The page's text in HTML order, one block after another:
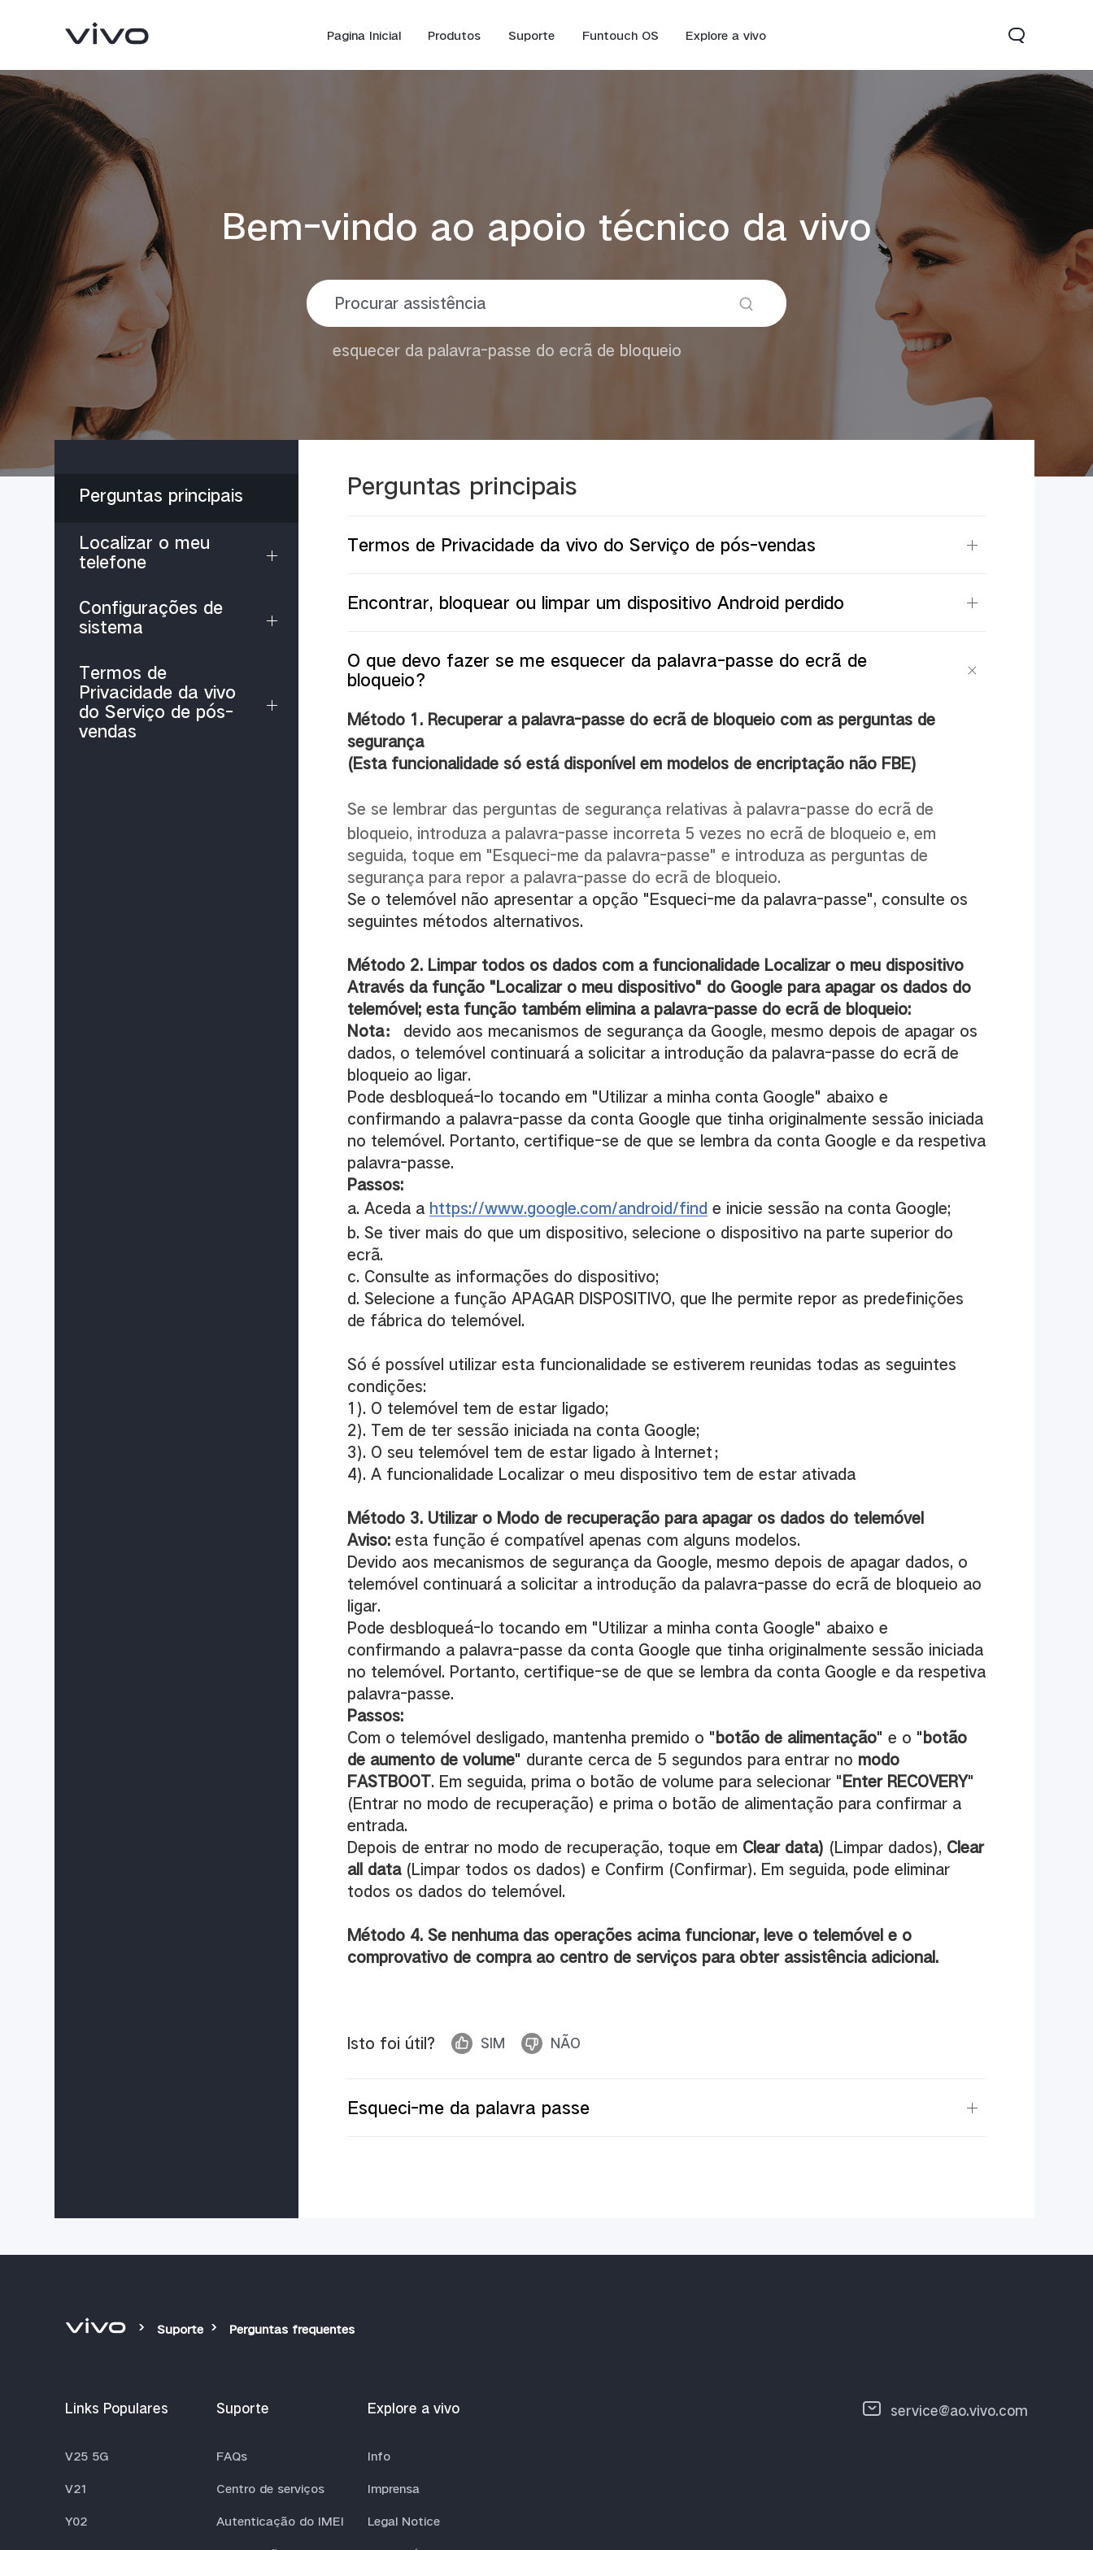
Pagina Inicial Produtos Suporte Funtouch OS Explore a vivo
V25 5G novo Y33s novo
Bem-vindo ao apoio técnico da vivo
esquecer da palavra-passe do ecrã de bloqueio
Perguntas principais
Localizar o meu
telefone
Configurações de
sistema
Termos de
Privacidade da vivo
do Serviço de pós-
vendas
Perguntas principais
Termos de Privacidade da vivo do Serviço de pós-vendas
Encontrar, bloquear ou limpar um dispositivo Android perdido
O que devo fazer se me esquecer da palavra-passe do ecrã de
bloqueio？
Método 1. Recuperar a palavra-passe do ecrã de bloqueio com as perguntas de
segurança
(Esta funcionalidade só está disponível em modelos de encriptação não FBE)
Se se lembrar das perguntas de segurança relativas à palavra-passe do ecrã de
bloqueio, introduza a palavra-passe incorreta 5 vezes no ecrã de bloqueio e, em
seguida, toque em "Esqueci-me da palavra-passe" e introduza as perguntas de
segurança para repor a palavra-passe do ecrã de bloqueio.
Se o telemóvel não apresentar a opção "Esqueci-me da palavra-passe", consulte os
seguintes métodos alternativos.
Método 2. Limpar todos os dados com a funcionalidade Localizar o meu dispositivo
Através da função "Localizar o meu dispositivo" do Google para apagar os dados do
telemóvel; esta função também elimina a palavra-passe do ecrã de bloqueio:
Nota：
devido aos mecanismos de segurança da Google, mesmo depois de apagar os
dados, o telemóvel continuará a solicitar a introdução da palavra-passe do ecrã de
bloqueio ao ligar.
Pode desbloqueá-lo tocando em "Utilizar a minha conta Google" abaixo e
confirmando a palavra-passe da conta Google que tinha originalmente sessão iniciada
no telemóvel. Portanto, certifique-se de que se lembra da conta Google e da respetiva
palavra-passe.
Passos:
a. Aceda a https://www.google.com/android/find e inicie sessão na conta Google;
b. Se tiver mais do que um dispositivo, selecione o dispositivo na parte superior do
ecrã.
c. Consulte as informações do dispositivo;
d. Selecione a função APAGAR DISPOSITIVO, que lhe permite repor as predefinições
de fábrica do telemóvel.
Só é possível utilizar esta funcionalidade se estiverem reunidas todas as seguintes
condições:
1). O telemóvel tem de estar ligado;
2). Tem de ter sessão iniciada na conta Google;
3). O seu telemóvel tem de estar ligado à Internet；
4). A funcionalidade Localizar o meu dispositivo tem de estar ativada
Método 3. Utilizar o Modo de recuperação para apagar os dados do telemóvel
Aviso: esta função é compatível apenas com alguns modelos.
Devido aos mecanismos de segurança da Google, mesmo depois de apagar dados, o
telemóvel continuará a solicitar a introdução da palavra-passe do ecrã de bloqueio ao
ligar.
Pode desbloqueá-lo tocando em "Utilizar a minha conta Google" abaixo e
confirmando a palavra-passe da conta Google que tinha originalmente sessão iniciada
no telemóvel. Portanto, certifique-se de que se lembra da conta Google e da respetiva
palavra-passe.
Passos:
Com o telemóvel desligado, mantenha premido o " botão de alimentação" e o " botão
de aumento de volume" durante cerca de 5 segundos para entrar no modo
FASTBOOT. Em seguida, prima o botão de volume para selecionar " Enter RECOVERY"
(Entrar no modo de recuperação) e prima o botão de alimentação para confirmar a
entrada.
Depois de entrar no modo de recuperação, toque em Clear data) (Limpar dados), Clear
all data(Limpar todos os dados) e Confirm (Confirmar). Em seguida, pode eliminar
todos os dados do telemóvel.
Método 4. Se nenhuma das operações acima funcionar, leve o telemóvel e o
comprovativo de compra ao centro de serviços para obter assistência adicional.
Isto foi útil? SIM NÃO
Esqueci-me da palavra passe
Suporte Perguntas frequentes
Links Populares
V25 5G
V21
Y02
Suporte
FAQs
Centro de serviços
Autenticação do IMEI
Explore a vivo
Info
Imprensa
Legal Notice
service@ao.vivo.com